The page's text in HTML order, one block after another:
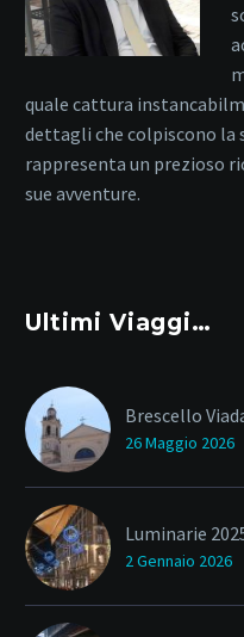
quale cattura
dettagli che colpiscono la
rappresenta un prezioso
sue avventure.
Ultimi Viaggi…
Brescello
26 Maggio 2026
Luminarie
2 Gennaio 2026